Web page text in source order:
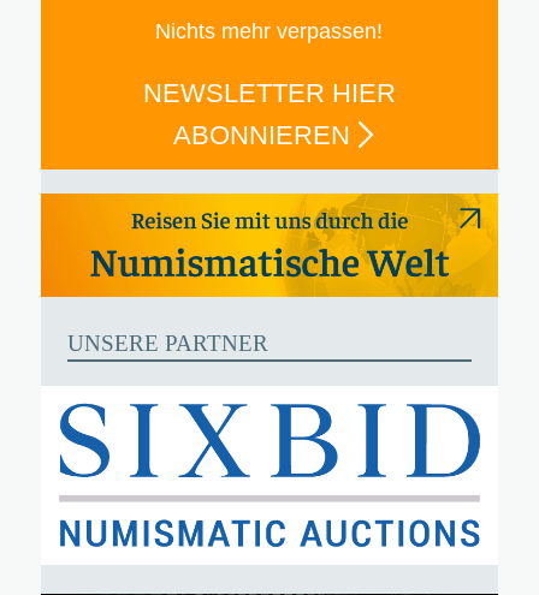
Nichts mehr verpassen!
NEWSLETTER HIER
ABONNIEREN
UNSERE PARTNER